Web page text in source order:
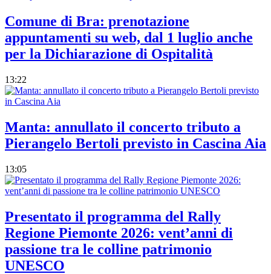
Comune di Bra: prenotazione
appuntamenti su web, dal 1 luglio anche
per la Dichiarazione di Ospitalità
13:22
Manta: annullato il concerto tributo a
Pierangelo Bertoli previsto in Cascina Aia
13:05
Presentato il programma del Rally
Regione Piemonte 2026: vent’anni di
passione tra le colline patrimonio
UNESCO